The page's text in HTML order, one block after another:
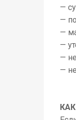
—
—
—
—
—
—